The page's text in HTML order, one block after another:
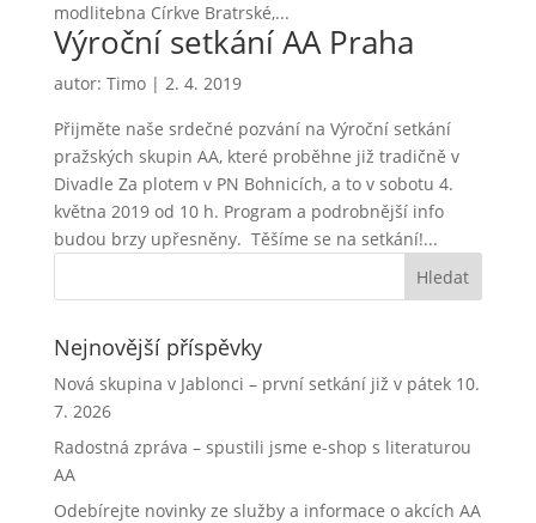
modlitebna Církve Bratrské,...
Výroční setkání AA Praha
autor: Timo| 2. 4. 2019
Přijměte naše srdečné pozvání na Výroční setkání
pražských skupin AA, které proběhne již tradičně v
Divadle Za plotem v PN Bohnicích, a to v sobotu 4.
května 2019 od 10 h. Program a podrobnější info
budou brzy upřesněny. Těšíme se na setkání!...
Nejnovější příspěvky
Nová skupina v Jablonci – první setkání již v pátek 10.
7. 2026
Radostná zpráva – spustili jsme e-shop s literaturou
AA
Odebírejte novinky ze služby a informace o akcích AA